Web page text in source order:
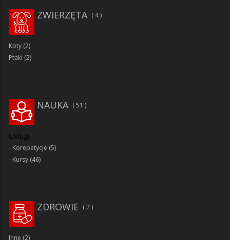
ZWIERZĘTA 4
Koty (2)
Ptaki (2)
51
NAUKA
Usługi
Korepetycje (5)
Kursy (46)
ZDROWIE 2
Inne (2)